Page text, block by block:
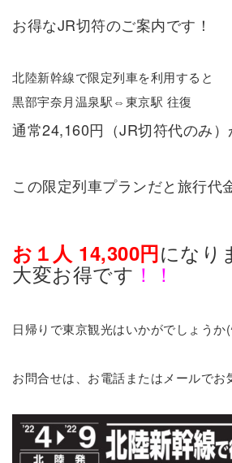
お得なJR切符のご案内です！
北陸新幹線で限定列車を利用すると
黒部宇奈月温泉駅⇔東京駅 往復
通常24,160円（JR切符代のみ）
この限定列車プランだと旅行代
お１人 14,300円になり
大変お得です ！！
日帰りで東京観光はいかがでしょう
お問合せは、お電話またはメールでお